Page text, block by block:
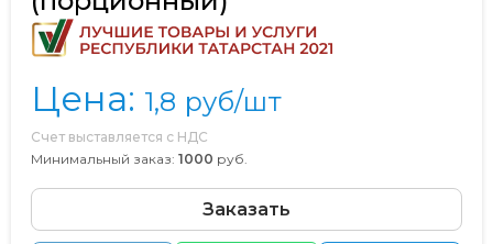
Цена: 1,8 руб/шт
Счет выставляется с НДС
Минимальный заказ: 1000 руб.
Заказать